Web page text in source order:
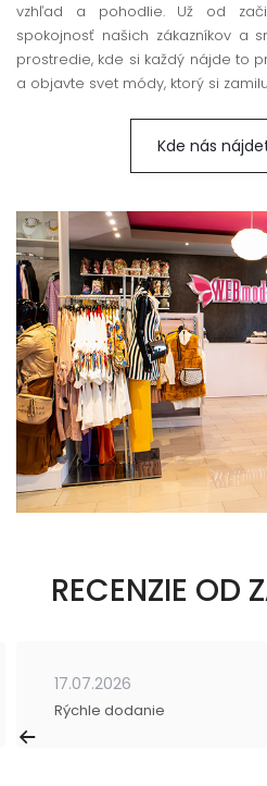
vzhľad a pohodlie. Už od
spokojnosť našich zákazníkov a
prostredie, kde si každý nájde to
a objavte svet módy, ktorý si
Kde nás
RECENZIE OD
17.07.2026
Rýchle dodanie